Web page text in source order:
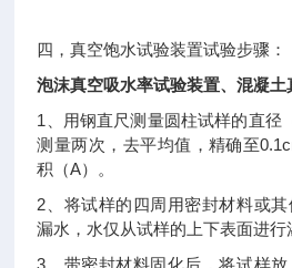
四，真空饱水试验装置试验步骤：
泡沫真空吸水率试验装置、混凝土
1 、用钢直尺测量圆柱试样的直径
测量两次，去平均值，精确至
积（A）。
2 、将试样的四周用密封材料或
漏水，水仅从试样的上下表面进行
3